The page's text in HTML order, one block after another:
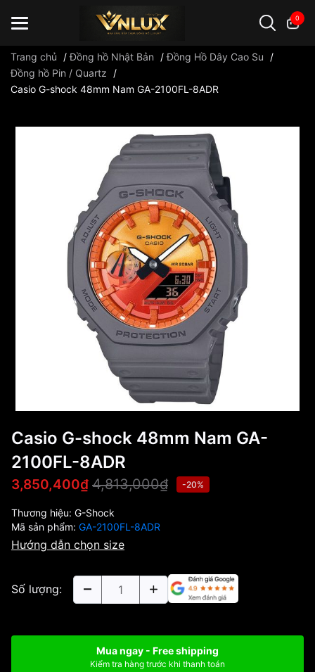
0
Đồng hồ casio đồng hồ G-Shock đồng hồ Orient
Trang chủ /Đồng hồ Nhật Bản /Đồng Hồ Dây Cao Su
/
Đồng hồ Pin / Quartz
/
Casio G-shock 48mm Nam GA-2100FL-8ADR
Casio G-shock 48mm Nam GA-
2100FL-8ADR
3,850,400₫ 4,813,000₫ -20%
Thương hiệu: G-Shock
Mã sản phẩm: GA-2100FL-8ADR
Hướng dẫn chọn size
Số lượng:
Mua ngay - Free shipping
Kiểm tra hàng trước khi thanh toán